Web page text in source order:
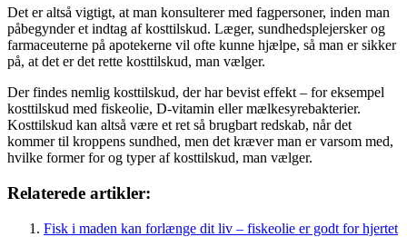
Det er altså vigtigt, at man konsulterer med fagpersoner, inden man
påbegynder et indtag af kosttilskud. Læger, sundhedsplejersker og
farmaceuterne på apotekerne vil ofte kunne hjælpe, så man er sikker
på, at det er det rette kosttilskud, man vælger.
Der findes nemlig kosttilskud, der har bevist effekt – for eksempel
kosttilskud med fiskeolie, D-vitamin eller mælkesyrebakterier.
Kosttilskud kan altså være et ret så brugbart redskab, når det
kommer til kroppens sundhed, men det kræver man er varsom med,
hvilke former for og typer af kosttilskud, man vælger.
Relaterede artikler:
Fisk i maden kan forlænge dit liv – fiskeolie er godt for hjertet